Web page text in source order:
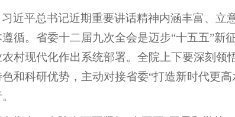
近平总书记近期重要讲话精神内涵丰富、立
循。省委十二届九次全会是迈步“十五五”新
村现代化作出系统部署。全院上下要深刻领
和科研优势，主动对接省委“打造新时代更